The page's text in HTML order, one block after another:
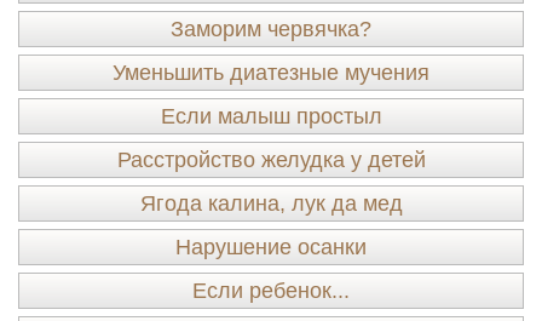
Заморим червячка?
Уменьшить диатезные мучения
Если малыш простыл
Расстройство желудка у детей
Ягода калина, лук да мед
Нарушение осанки
Если ребенок...